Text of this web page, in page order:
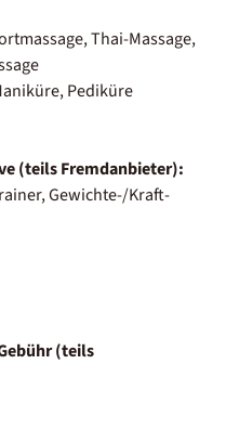
Thai-Massage,
Pediküre
(teils Fremdanbieter):
Gewichte-/Kraft-
(teils